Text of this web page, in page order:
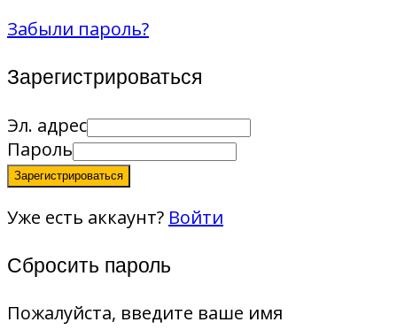
Забыли пароль?
Зарегистрироваться
Эл. адрес
Пароль
Зарегистрироваться
Уже есть аккаунт? Войти
Сбросить пароль
Пожалуйста, введите ваше имя